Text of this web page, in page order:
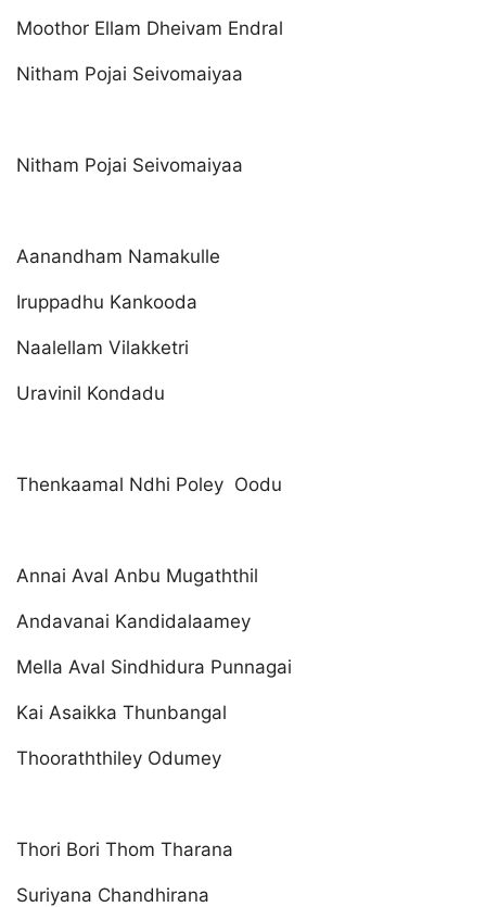
Moothor Ellam Dheivam Endral
Nitham Pojai Seivomaiyaa
Nitham Pojai Seivomaiyaa
Aanandham Namakulle
Iruppadhu Kankooda
Naalellam Vilakketri
Uravinil Kondadu
Thenkaamal Ndhi Poley Oodu
Annai Aval Anbu Mugaththil
Andavanai Kandidalaamey
Mella Aval Sindhidura Punnagai
Kai Asaikka Thunbangal
Thooraththiley Odumey
Thori Bori Thom Tharana
Suriyana Chandhirana